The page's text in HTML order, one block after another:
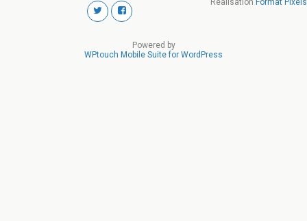
Réalisation Format Pixels
Powered by
WPtouch Mobile Suite for WordPress